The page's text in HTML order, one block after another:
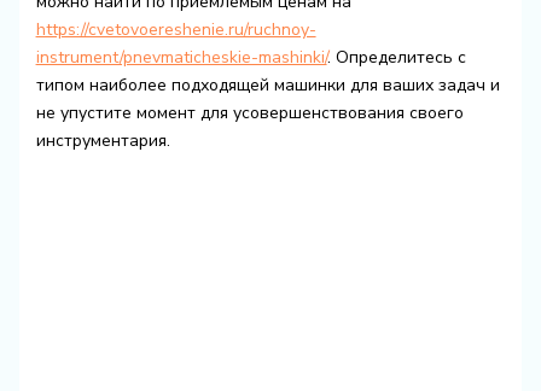
https://cvetovoereshenie.ru/ruchnoy-
instrument/pnevmaticheskie-mashinki/. Определитесь с
типом наиболее подходящей машинки для ваших задач и
не упустите момент для усовершенствования своего
инструментария.